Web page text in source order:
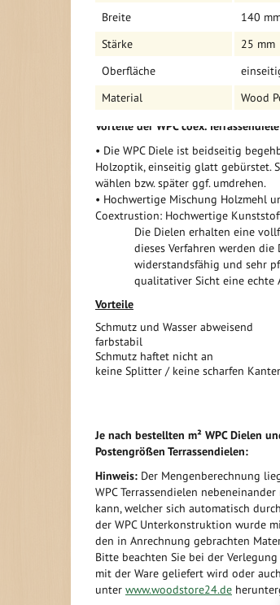
• WPC coex. Terrassendiele
• WPC Unterkonstruktion anthrazit
• Kunststoff Verbindungsclipse
• Anfangs- und Endclipse in
BPC Zubehörteile dem Komplettset
Vorteile der WPC coex.
• Die WPC Diele ist beidseitig
Holzoptik, einseitig glatt gebürstet.
wählen bzw. später ggf. umdrehen.
• Hochwertige Mischung Holzmehl
Coextrustion: Hochwertige
Die Dielen erhalten eine
dieses Verfahren werden
widerstandsfähig und sehr
qualitativer Sicht eine echte
Vorteile
Schmutz und Wasser abweisend
farbstabil
Schmutz haftet nicht an
keine Splitter / keine scharfen
Je nach bestellten m² WPC Dielen
Postengrößen Terrassendielen:
Hinweis: Der Mengenberechnung
WPC Terrassendielen
kann, welcher sich automatisch
der WPC Unterkonstruktion wurde
den in Anrechnung gebrachten
Bitte beachten Sie bei der
mit der Ware geliefert wird oder
unter www.woodstore24.de
Breite
140
Stärke
25 mm
Oberfläche
Material
Wood